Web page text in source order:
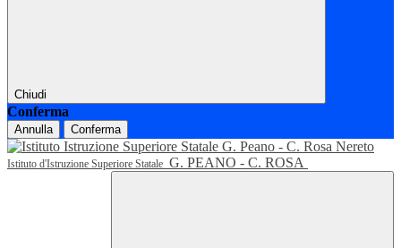
Chiudi
Conferma
Annulla Conferma
Istituto d'Istruzione Superiore Statale G. PEANO - C. ROSA